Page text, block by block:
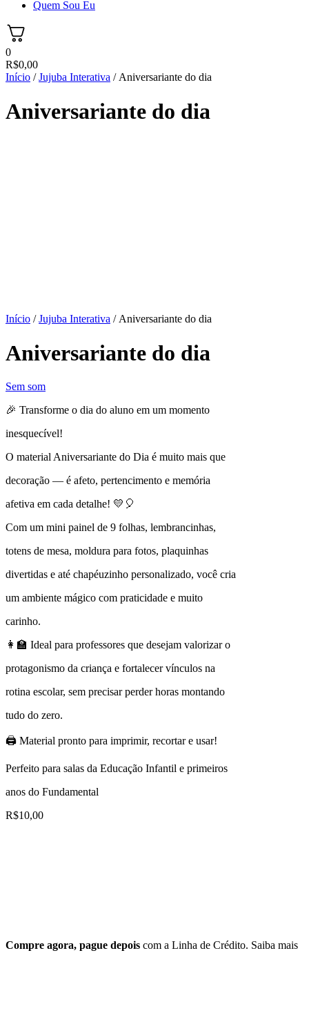
Quem Sou Eu
0
R$0,00
Início /Jujuba Interativa / Aniversariante do dia
Aniversariante do dia
Início /Jujuba Interativa / Aniversariante do dia
Aniversariante do dia
Sem som
🎉 Transforme o dia do aluno em um momento
inesquecível!
O material Aniversariante do Dia é muito mais que
decoração — é afeto, pertencimento e memória
afetiva em cada detalhe! 💛🎈
Com um mini painel de 9 folhas, lembrancinhas,
totens de mesa, moldura para fotos, plaquinhas
divertidas e até chapéuzinho personalizado, você cria
um ambiente mágico com praticidade e muito
carinho.
👩‍🏫 Ideal para professores que desejam valorizar o
protagonismo da criança e fortalecer vínculos na
rotina escolar, sem precisar perder horas montando
tudo do zero.
🖨 Material pronto para imprimir, recortar e usar!
Perfeito para salas da Educação Infantil e primeiros
anos do Fundamental
R$10,00
Compre agora, pague depois com a Linha de Crédito. Saiba mais